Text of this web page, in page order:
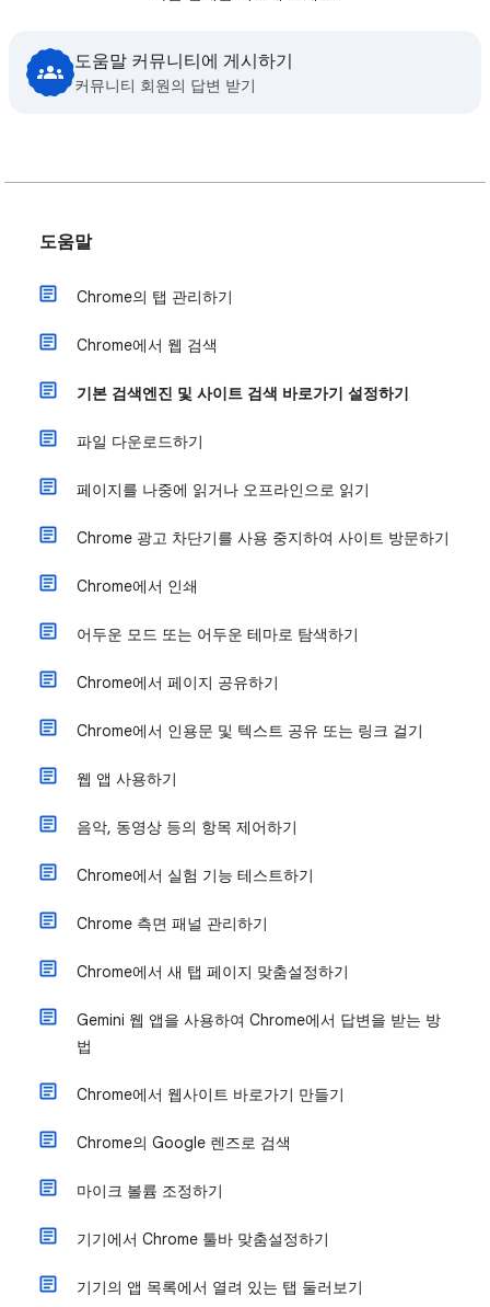
도움말 커뮤니티에 게시하기
커뮤니티 회원의 답변 받기
도움말
Chrome의 탭 관리하기
Chrome에서 웹 검색
기본 검색엔진 및 사이트 검색 바로가기 설정하기
파일 다운로드하기
페이지를 나중에 읽거나 오프라인으로 읽기
Chrome 광고 차단기를 사용 중지하여 사이트 방문하기
Chrome에서 인쇄
어두운 모드 또는 어두운 테마로 탐색하기
Chrome에서 페이지 공유하기
Chrome에서 인용문 및 텍스트 공유 또는 링크 걸기
웹 앱 사용하기
음악, 동영상 등의 항목 제어하기
Chrome에서 실험 기능 테스트하기
Chrome 측면 패널 관리하기
Chrome에서 새 탭 페이지 맞춤설정하기
Gemini 웹 앱을 사용하여 Chrome에서 답변을 받는 방
법
Chrome에서 웹사이트 바로가기 만들기
Chrome의 Google 렌즈로 검색
마이크 볼륨 조정하기
기기에서 Chrome 툴바 맞춤설정하기
기기의 앱 목록에서 열려 있는 탭 둘러보기